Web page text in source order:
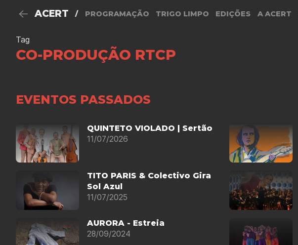
ACERT / PROGRAMAÇÃO TRIGO LIMPO EDIÇÕES A ACERT
Tag
CO-PRODUÇÃO RTCP
EVENTOS PASSADOS
QUINTETO VIOLADO | Sertão
11/07/2026
TITO PARIS & Colectivo Gira
Sol Azul
11/07/2025
AURORA - Estreia
28/09/2024